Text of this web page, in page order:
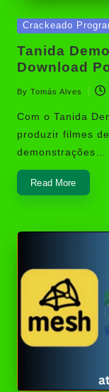
Posted
Crackeado
Tanida
Download
Posted
by
By Tomás Alves
Com o Tanida
produzir filmes
demonstrações…
Read More